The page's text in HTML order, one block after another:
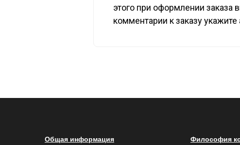
этого при оформлении заказа
комментарии к заказу
Общая информация
Философия